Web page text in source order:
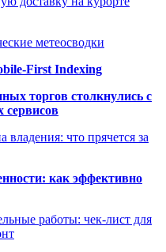
метеосводки
First Indexing
торгов столкнулись с
сервисов
что прячется за
как эффективно
работы: чек-лист для